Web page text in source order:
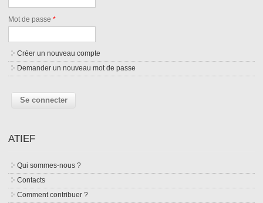
Mot de passe*
Créer un nouveau compte
Demander un nouveau mot de passe
ATIEF
Qui sommes-nous ?
Contacts
Comment contribuer ?